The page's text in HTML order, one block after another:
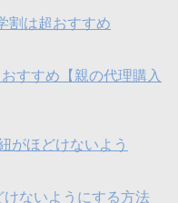
すすめ【親の代理購入
ないようにする方法